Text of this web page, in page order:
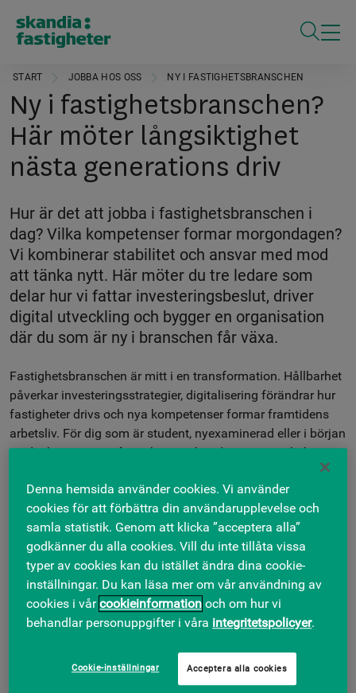
START JOBBA HOS OSS NY I FASTIGHETSBRANSCHEN
Ny i fastighetsbranschen?
Här möter långsiktighet
nästa generations driv
Hur är det att jobba i fastighetsbranschen i
dag? Vilka kompetenser formar morgondagen?
Vi kombinerar stabilitet och ansvar med mod
att tänka nytt. Här möter du tre ledare som
delar hur vi fattar investeringsbeslut, driver
digital utveckling och bygger en organisation
där du som är ny i branschen får växa.
Fastighetsbranschen är mitt i en transformation. Hållbarhet
påverkar investeringsstrategier, digitalisering förändrar hur
fastigheter drivs och nya kompetenser formar framtidens
arbetsliv. För dig som är student, nyexaminerad eller i början
av din karriär inom fastighet innebär det stora möjligheter
Vi bad tre av våra kollegor och chefer på Skandia
Fastigheter berätta mer om hur de ser på
fastighetsbranschens framtid och vilka roller som kommer
att vara med och forma den. Cecilia Eisen CFO, Frederik
Henry chef fastighetsinvesteringar och Filip Backström IT-
chef, svarar alla på frågor kopplade till deras områden.
eller affärsutveckling visar intervjuerna hur en karriär i
fastighetsbranschen kan kombinera samhällsutveckling,
Denna hemsida använder cookies. Vi använder
cookies för att förbättra din användarupplevelse och
samla statistik. Genom att klicka ”acceptera alla”
godkänner du alla cookies. Vill du inte tillåta vissa
typer av cookies kan du istället ändra dina cookie-
inställningar. Du kan läsa mer om vår användning av
cookies i vårcookieinformation och om hur vi
behandlar personuppgifter i våra integritetspolicyer.
Cookie-inställningar Acceptera alla cookies